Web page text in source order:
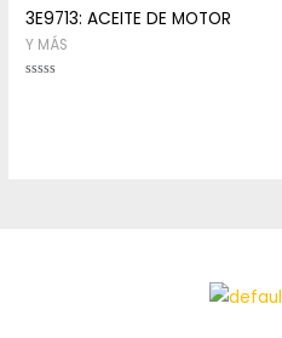
3E9713: ACEITE DE MOTOR
Y MÁS